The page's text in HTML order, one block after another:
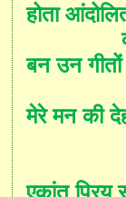
होता
बन उन
मेरे मन की
एकांत प्रिय